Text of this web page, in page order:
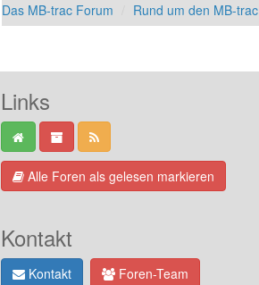
Das MB-trac Forum Rund um den MB-trac
Links
Alle Foren als gelesen markieren
Kontakt
Kontakt Foren-Team